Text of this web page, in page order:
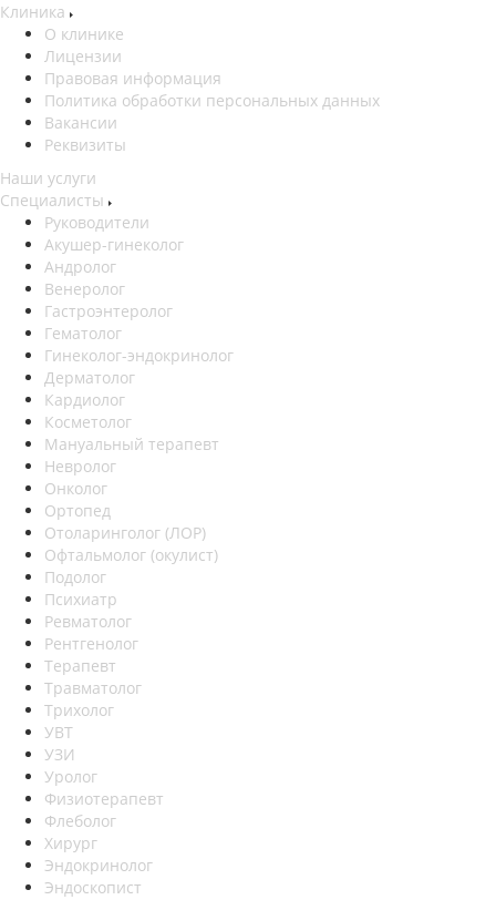
Клиника
О клинике
Лицензии
Правовая информация
Политика обработки персональных данных
Вакансии
Реквизиты
Наши услуги
Специалисты
Руководители
Акушер-гинеколог
Андролог
Венеролог
Гастроэнтеролог
Гематолог
Гинеколог-эндокринолог
Дерматолог
Кардиолог
Косметолог
Мануальный терапевт
Невролог
Онколог
Ортопед
Отоларинголог (ЛОР)
Офтальмолог (окулист)
Подолог
Психиатр
Ревматолог
Рентгенолог
Терапевт
Травматолог
Трихолог
УВТ
УЗИ
Уролог
Физиотерапевт
Флеболог
Хирург
Эндокринолог
Эндоскопист